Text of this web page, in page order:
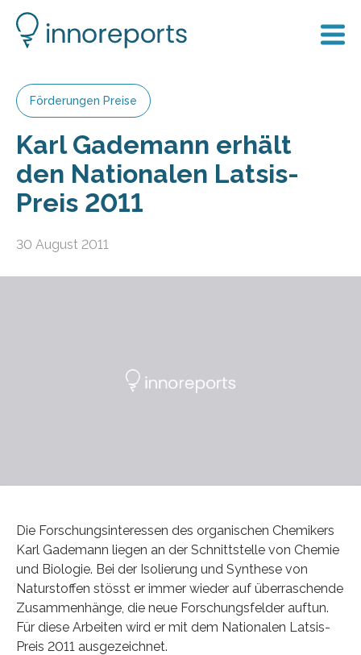
Förderungen Preise
Karl Gademann erhält
den Nationalen Latsis-
Preis 2011
30 August 2011
Die Forschungsinteressen des organischen Chemikers
Karl Gademann liegen an der Schnittstelle von Chemie
und Biologie. Bei der Isolierung und Synthese von
Naturstoffen stösst er immer wieder auf überraschende
Zusammenhänge, die neue Forschungsfelder auftun.
Für diese Arbeiten wird er mit dem Nationalen Latsis-
Preis 2011 ausgezeichnet.